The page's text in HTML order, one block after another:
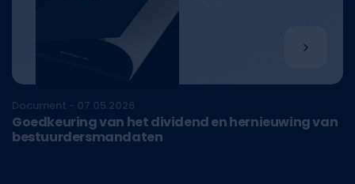
Document - 07.05.2026
Goedkeuring van het dividend en hernieuwing van
bestuurdersmandaten